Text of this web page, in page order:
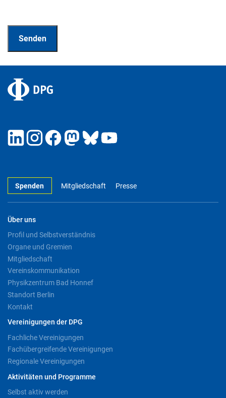
Spenden Mitgliedschaft Presse
Über uns
Profil und Selbstverständnis
Organe und Gremien
Mitgliedschaft
Vereinskommunikation
Physikzentrum Bad Honnef
Standort Berlin
Kontakt
Vereinigungen der DPG
Fachliche Vereinigungen
Fachübergreifende Vereinigungen
Regionale Vereinigungen
Aktivitäten und Programme
Selbst aktiv werden